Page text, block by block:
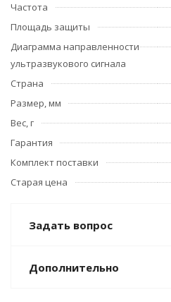
Частота
Площадь защиты
Диаграмма направленности
ультразвукового сигнала
Страна
Размер, мм
Вес, г
Гарантия
Комплект поставки
Старая цена
Задать вопрос
Дополнительно